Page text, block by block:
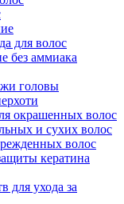
для волос
без аммиака
головы
окрашенных волос
и сухих волос
волос
кератина
для ухода за